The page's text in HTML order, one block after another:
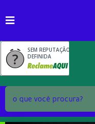
SEM REPUTAÇÃO
DEFINIDA